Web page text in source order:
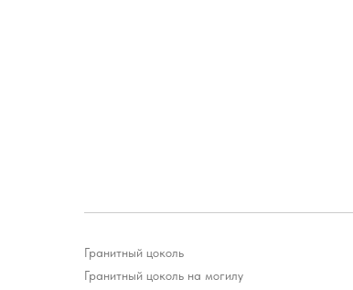
Гранитный цоколь
Гранитный цоколь на могилу